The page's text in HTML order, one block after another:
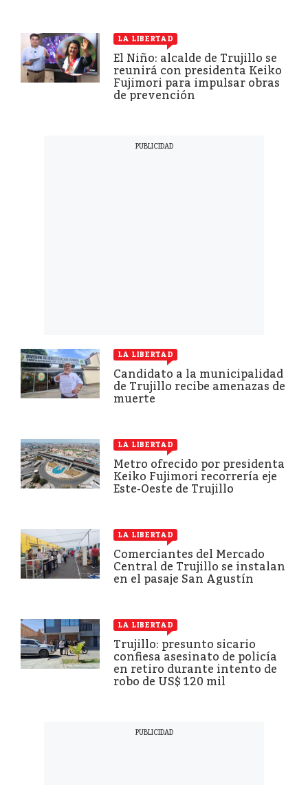
LA LIBERTAD
El Niño: alcalde de Trujillo se
reunirá con presidenta Keiko
Fujimori para impulsar obras
de prevención
LA LIBERTAD
Candidato a la municipalidad
de Trujillo recibe amenazas de
muerte
LA LIBERTAD
Metro ofrecido por presidenta
Keiko Fujimori recorrería eje
Este-Oeste de Trujillo
LA LIBERTAD
Comerciantes del Mercado
Central de Trujillo se instalan
en el pasaje San Agustín
LA LIBERTAD
Trujillo: presunto sicario
confiesa asesinato de policía
en retiro durante intento de
robo de US$ 120 mil